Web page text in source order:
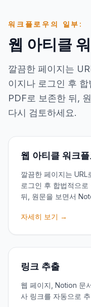
워크플로우의 일부:
웹 아티클
깔끔한 페이지는
이지나 로그인 후
PDF로 보존한 뒤,
다시 검토하세요.
웹 아티클 워크
깔끔한 페이지는
로그인 후 합법적으
뒤, 원문을 보면서
자세히 보기 →
링크 추출
웹 페이지, Notion 문
사 링크를 자동으로